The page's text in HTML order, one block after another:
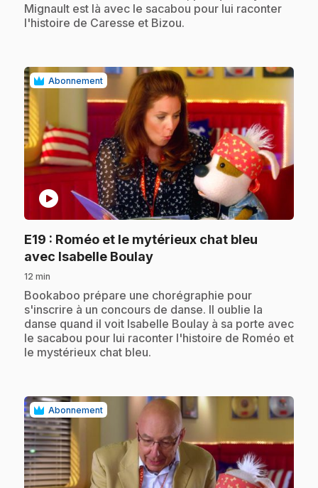
Mignault est là avec le sacabou pour lui raconter
l'histoire de Caresse et Bizou.
Abonnement
play_circle
E19 : Roméo et le mytérieux chat bleu
avec Isabelle Boulay.
12 min
.Bookaboo prépare une chorégraphie pour
s'inscrire à un concours de danse. Il oublie la
danse quand il voit Isabelle Boulay à sa porte avec
le sacabou pour lui raconter l'histoire de Roméo et
le mystérieux chat bleu.
Abonnement